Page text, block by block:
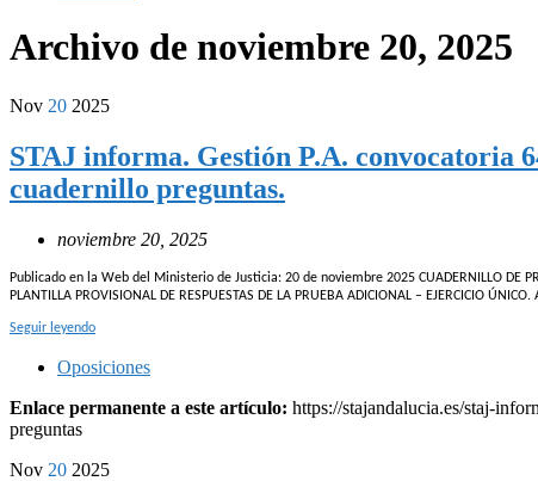
Archivo de noviembre 20, 2025
Nov 20 2025
STAJ informa. Gestión P.A. convocatoria
cuadernillo preguntas.
noviembre 20, 2025
Publicado en la Web del Ministerio de Justicia: 20 de noviembre 2025 CUADERNILLO DE
PLANTILLA PROVISIONAL DE RESPUESTAS DE LA PRUEBA ADICIONAL – EJERCICIO
Seguir leyendo
Oposiciones
Enlace permanente a este artículo: https://stajandalucia.es/staj-
preguntas
Nov 20 2025